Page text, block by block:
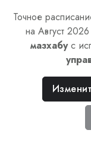
Точное
на Август
мазхабус